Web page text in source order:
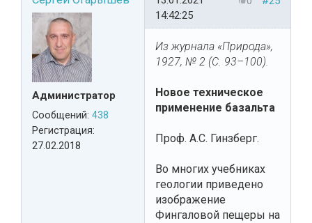
Администратор
Сообщений: 438
Регистрация:
27.02.2018
14:42:25
Из журнала «Природа»,
1927, № 2 (С. 93–100).
Новое техническое
применение базальта
Проф. А.С. Гинзберг.
Во многих учебниках
геологии приведено
изображение
Фингаловой пещеры на